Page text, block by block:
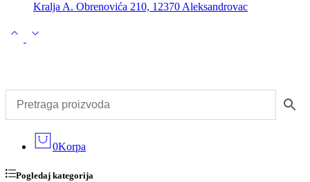
Kralja A. Obrenovića 210, 12370 Aleksandrovac
0Korpa
Pogledaj kategorija